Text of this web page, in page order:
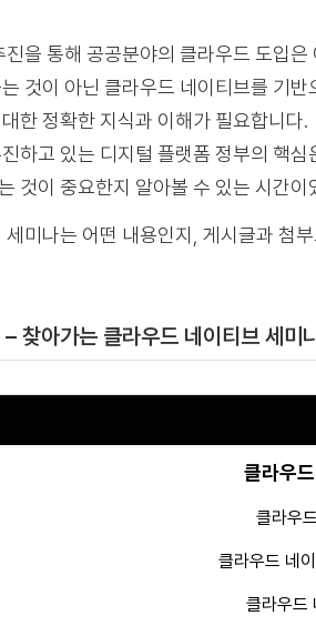
을 통해 공공분야의 클라우드 도입
것이 아닌 클라우드 네이티브를 기
한 정확한 지식과 이해가 필요합니다.
하고 있는 디지털 플랫폼 정부의 핵
것이 중요한지 알아볼 수 있는 시간이
미나는 어떤 내용인지, 게시글과 첨
– 찾아가는 클라우드 네이티브 세
클라우
클라우
클라우드 네
클라우드